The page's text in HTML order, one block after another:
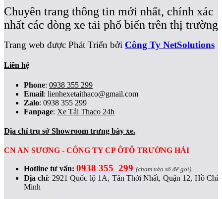
Chuyên trang thông tin mới nhất, chính xác
nhất các dòng xe tải phổ biến trên thị trường
Trang web được Phát Triển bởi Công Ty NetSolutions
Liên hệ
Phone: 0938 355 299
Email: lienhexetaithaco@gmail.com
Zalo: 0938 355 299
Fanpage: Xe Tải Thaco 24h
Địa chỉ trụ sở Showroom trưng bày xe.
CN AN SƯƠNG - CÔNG TY CP ÔTÔ TRƯỜNG HẢI
Hotline tư vấn: 0938 355 299 (chạm vào số để gọi)
Địa chỉ: 2921 Quốc lộ 1A, Tân Thới Nhất, Quận 12, Hồ Chí
Minh